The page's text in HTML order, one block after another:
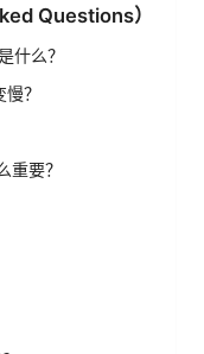
Questions）
什么？
？
重要？